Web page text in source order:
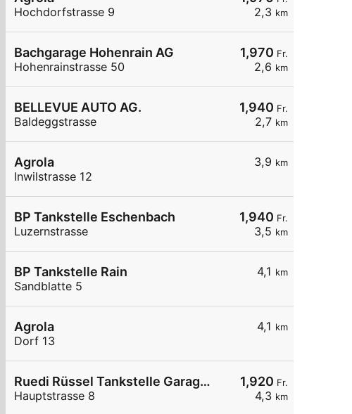
2,3 km
Hochdorfstrasse 9
1,970 Fr.
2,6 km
Bachgarage Hohenrain AG
Hohenrainstrasse 50
1,940 Fr.
2,7 km
BELLEVUE AUTO AG.
Baldeggstrasse
3,9 km
Agrola
Inwilstrasse 12
1,940 Fr.
3,5 km
BP Tankstelle Eschenbach
Luzernstrasse
4,1 km
BP Tankstelle Rain
Sandblatte 5
4,1 km
Agrola
Dorf 13
1,920 Fr.
4,3 km
Ruedi Rüssel Tankstelle Garage Fischer AG Baldegg
Hauptstrasse 8